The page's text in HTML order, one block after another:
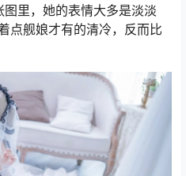
里，她的表情大多是淡淡
点舰娘才有的清冷，反而比